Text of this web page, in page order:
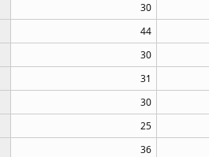
30
44
30
31
30
25
36